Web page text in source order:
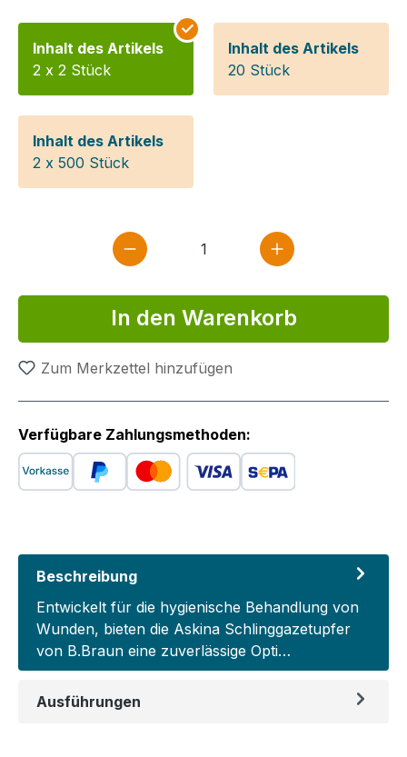
Inhalt des Artikels
2 x 2 Stück
Inhalt des Artikels
20 Stück
Inhalt des Artikels
2 x 500 Stück
Produkt Anzahl: Gib den
In den Warenkorb
Zum Merkzettel hinzufügen
Verfügbare Zahlungsmethoden:
Beschreibung
Entwickelt für die hygienische Behandlung von
Wunden, bieten die Askina Schlinggazetupfer
von B.Braun eine zuverlässige Opti…
Ausführungen